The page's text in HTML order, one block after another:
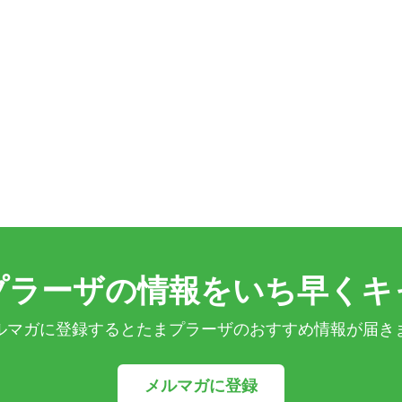
ーザの情報をいち早くキ
マガに登録するとたまプラーザのおすすめ情報が届き
メルマガに登録